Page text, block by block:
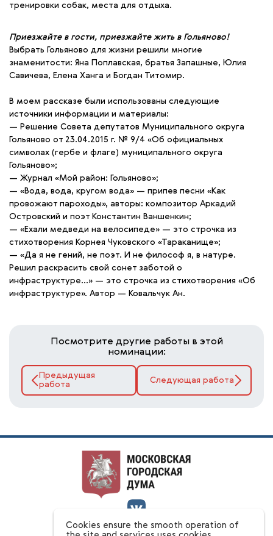
тренировки собак, места для отдыха.
Приезжайте в гости, приезжайте жить в Гольяново!
Выбрать Гольяново для жизни решили многие
знаменитости: Яна Поплавская, братья Запашные, Юлия
Савичева, Елена Ханга и Богдан Титомир.
В моем рассказе были использованы следующие
источники информации и материалы:
— Решение Совета депутатов Муниципального округа
Гольяново от 23.04.2015 г. № 9/4 «Об официальных
символах (гербе и флаге) муниципального округа
Гольяново»;
— Журнал «Мой район: Гольяново»;
— «Вода, вода, кругом вода» — припев песни «Как
провожают пароходы», авторы: композитор Аркадий
Островский и поэт Константин Ваншенкин;
— «Ехали медведи на велосипеде» — это строчка из
стихотворения Корнея Чуковского «Тараканище»;
— «Да я не гений, не поэт. И не философ я, в натуре.
Решил раскрасить свой сонет заботой о
инфраструктуре…» — это строчка из стихотворения «Об
инфраструктуре». Автор — Ковальчук Ан.
Посмотрите другие работы в этой
номинации:
Предыдущая
работа
Следующая работа
О конкурсе
Cookies ensure the smooth operation of